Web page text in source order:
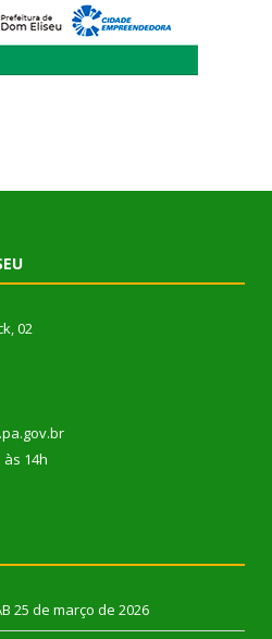
02
14h
25 de março de 2026